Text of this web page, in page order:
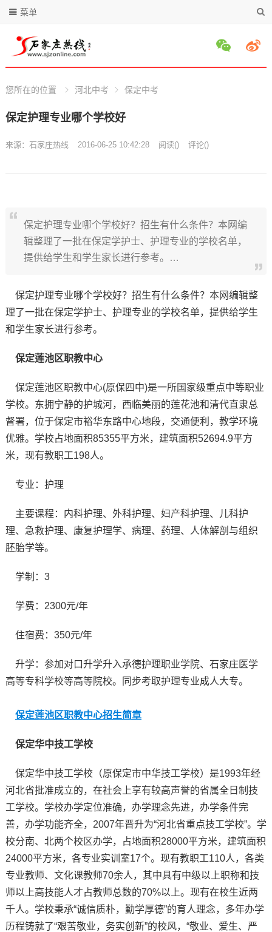
菜单
您所在的位置 河北中考 保定中考
保定护理专业哪个学校好
来源： 石家庄热线 2016-06-25 10:42:28 阅读() 评论()
保定护理专业哪个学校好？招生有什么条件？本网编
辑整理了一批在保定学护士、护理专业的学校名单，
提供给学生和学生家长进行参考。…
保定护理专业哪个学校好？招生有什么条件？本网编辑整
理了一批在保定学护士、护理专业的学校名单，提供给学生
和学生家长进行参考。
保定莲池区职教中心
保定莲池区职教中心(原保四中)是一所国家级重点中等职业
学校。东拥宁静的护城河，西临美丽的莲花池和清代直隶总
督署，位于保定市裕华东路中心地段，交通便利，教学环境
优雅。学校占地面积85355平方米，建筑面积52694.9平方
米，现有教职工198人。
专业：护理
主要课程：内科护理、外科护理、妇产科护理、儿科护
理、急救护理、康复护理学、病理、药理、人体解剖与组织
胚胎学等。
学制：3
学费：2300元/年
住宿费：350元/年
升学：参加对口升学升入承德护理职业学院、石家庄医学
高等专科学校等高等院校。同步考取护理专业成人大专。
保定莲池区职教中心招生简章
保定华中技工学校
保定华中技工学校（原保定市中华技工学校）是1993年经
河北省批准成立的，在社会上享有较高声誉的省属全日制技
工学校。学校办学定位准确，办学理念先进，办学条件完
善，办学功能齐全，2007年晋升为“河北省重点技工学校”。学
校分南、北两个校区办学，占地面积28000平方米，建筑面积
24000平方米，各专业实训室17个。现有教职工110人，各类
专业教师、文化课教师70余人，其中具有中级以上职称和技
师以上高技能人才占教师总数的70%以上。现有在校生近两
千人。学校秉承“诚信质朴，勤学厚德”的育人理念，多年办学
历程铸就了“艰苦敬业，务实创新”的校风，“敬业、爱生、严